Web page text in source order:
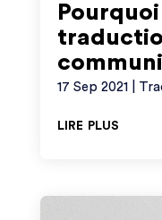
17 Sep 2021
lire plus